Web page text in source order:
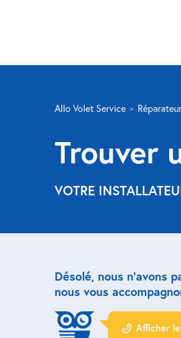
Allo Volet Service
Trouver
VOTRE
Désolé, nous n’avons
nous vous
Afficher